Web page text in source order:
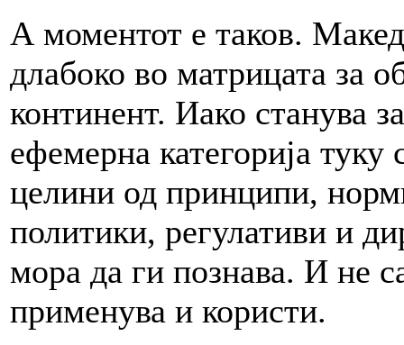
А моментот е таков.
длабоко во матрицата за
континент. Иако станува
ефемерна категорија туку
целини од принципи,
политики, регулативи и
мора да ги познава. И не
применува и користи.